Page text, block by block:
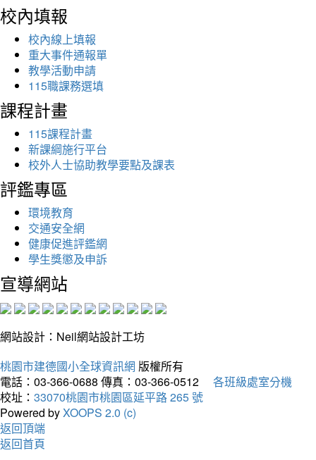
校內填報
校內線上填報
重大事件通報單
教學活動申請
115職課務選填
課程計畫
115課程計畫
新課綱施行平台
校外人士協助教學要點及課表
評鑑專區
環境教育
交通安全網
健康促進評鑑網
學生獎懲及申訴
宣導網站
網站設計：Neil網站設計工坊
桃園市建德國小全球資訊網 版權所有
電話：03-366-0688 傳真：03-366-0512
各班級處室分機
校址： 33070桃園市桃園區延平路 265 號
Powered byXOOPS 2.0 (c)
返回頂端
返回首頁